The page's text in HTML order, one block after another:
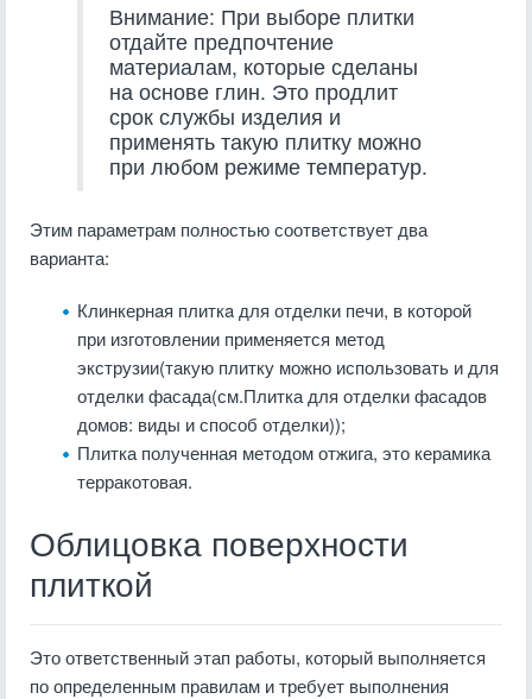
Внимание: При выборе плитки
отдайте предпочтение
материалам, которые сделаны
на основе глин. Это продлит
срок службы изделия и
применять такую плитку можно
при любом режиме температур.
Этим параметрам полностью соответствует два
варианта:
Клинкернaя плиткa для отделки печи, в которой
при изготовлении применяется метод
экструзии(такую плитку можно использовать и для
отделки фасада(см.Плитка для отделки фасадов
домов: виды и способ отделки));
Плитка полученная методом отжига, это керамика
терракотовая.
Облицовка поверхности
плиткой
Это ответственный этап работы, который выполняется
по определенным правилам и требует выполнения